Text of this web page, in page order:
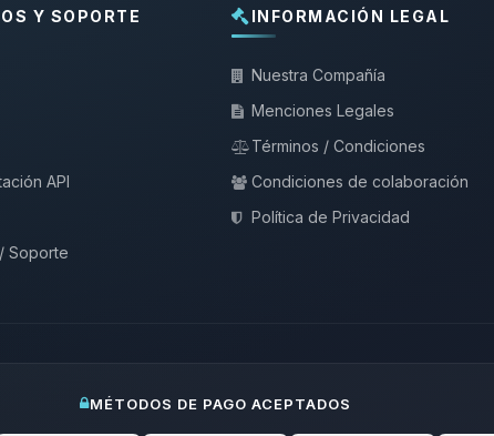
Y SOPORTE
API
Soporte
INFORMACIÓN LEGAL
Nuestra Compañía
Menciones Legales
Términos / Condiciones
Condiciones de colaboración
Política de Privacidad
MÉTODOS DE PAGO ACEPTADOS